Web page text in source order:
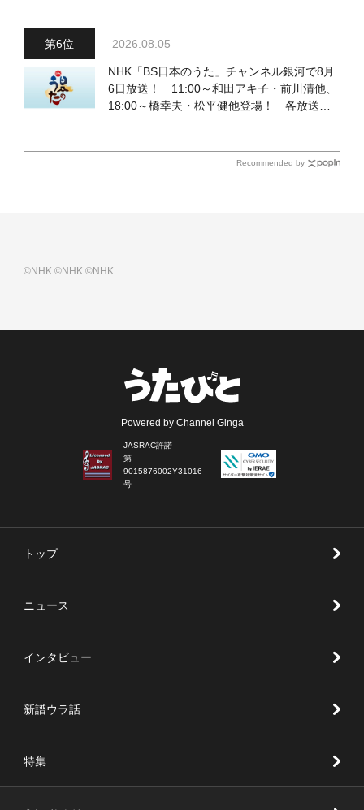
2026.08.05
NHK「BS日本のうた」チャンネル銀河で8月
6日放送！ 11:00～和田アキ子・前川清他、
18:00～橋幸夫・松平健他登場！ 各放送回
Recommended by
©NHK©NHK©NHK
Powered by Channel Ginga
JASRAC許諾
第
9015876002Y31016
号
トップ
ニュース
インタビュー
新譜ウラ話
特集